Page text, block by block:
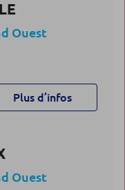
Ouest
Plus d’infos
Ouest